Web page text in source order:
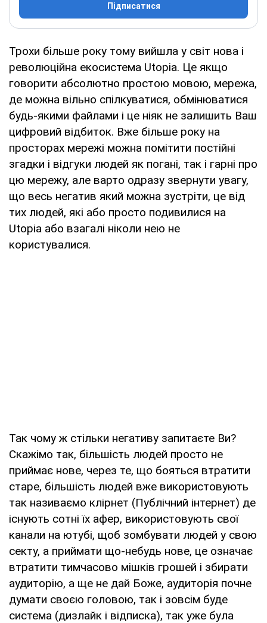
Підписатися
Трохи більше року тому вийшла у світ нова і
революційна екосистема Utopia. Це якщо
говорити абсолютно простою мовою, мережа,
де можна вільно спілкуватися, обмінюватися
будь-якими файлами і це ніяк не залишить Ваш
цифровий відбиток. Вже більше року на
просторах мережі можна помітити постійні
згадки і відгуки людей як погані, так і гарні про
цю мережу, але варто одразу звернути увагу,
що весь негатив який можна зустріти, це від
тих людей, які або просто подивилися на
Utopia або взагалі ніколи нею не
користувалися.
Так чому ж стільки негативу запитаєте Ви?
Скажімо так, більшість людей просто не
приймає нове, через те, що бояться втратити
старе, більшість людей вже використовують
так називаємо клірнет (Публічний інтернет) де
існують сотні їх афер, використовують свої
канали на ютубі, щоб зомбувати людей у свою
секту, а приймати що-небудь нове, це означає
втратити тимчасово мішків грошей і збирати
аудиторію, а ще не дай Боже, аудиторія почне
думати своєю головою, так і зовсім буде
система (дизлайк і відписка), так уже була